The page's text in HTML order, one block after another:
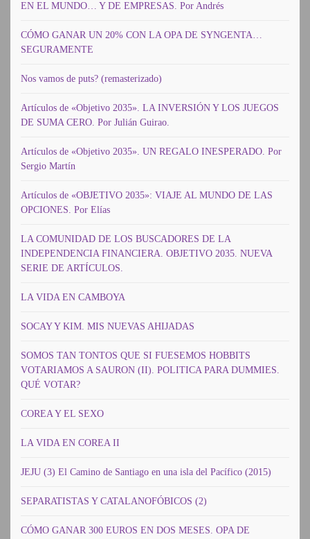
EN EL MUNDO… Y DE EMPRESAS. Por Andrés
CÓMO GANAR UN 20% CON LA OPA DE SYNGENTA…
SEGURAMENTE
Nos vamos de puts? (remasterizado)
Artículos de «Objetivo 2035». LA INVERSIÓN Y LOS JUEGOS
DE SUMA CERO. Por Julián Guirao.
Artículos de «Objetivo 2035». UN REGALO INESPERADO. Por
Sergio Martín
Artículos de «OBJETIVO 2035»: VIAJE AL MUNDO DE LAS
OPCIONES. Por Elías
LA COMUNIDAD DE LOS BUSCADORES DE LA
INDEPENDENCIA FINANCIERA. OBJETIVO 2035. NUEVA
SERIE DE ARTÍCULOS.
LA VIDA EN CAMBOYA
SOCAY Y KIM. MIS NUEVAS AHIJADAS
SOMOS TAN TONTOS QUE SI FUESEMOS HOBBITS
VOTARIAMOS A SAURON (II). POLITICA PARA DUMMIES.
QUÉ VOTAR?
COREA Y EL SEXO
LA VIDA EN COREA II
JEJU (3) El Camino de Santiago en una isla del Pacífico (2015)
SEPARATISTAS Y CATALANOFÓBICOS (2)
CÓMO GANAR 300 EUROS EN DOS MESES. OPA DE